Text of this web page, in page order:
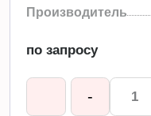
Производитель
по запросу
-